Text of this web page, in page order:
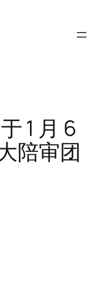
1 月 6
陪审团